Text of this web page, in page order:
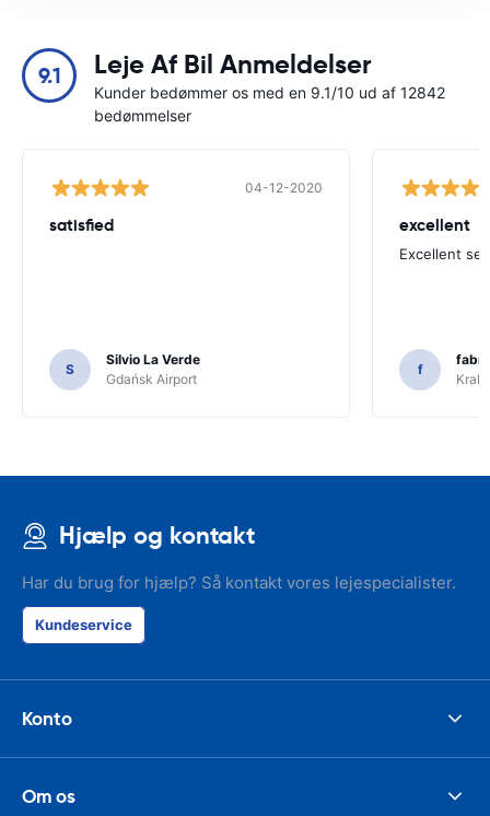
9.1 Leje Af Bil Anmeldelser
Kunder bedømmer os med en 9.1/10 ud af 12842
bedømmelser
04-12-2020
satisfied
S
Silvio La Verde
Gdańsk Airport
excellent
Excellent
f
Hjælp og kontakt
Har du brug for hjælp? Så kontakt vores lejespecialister.
Kundeservice
Konto
Om os